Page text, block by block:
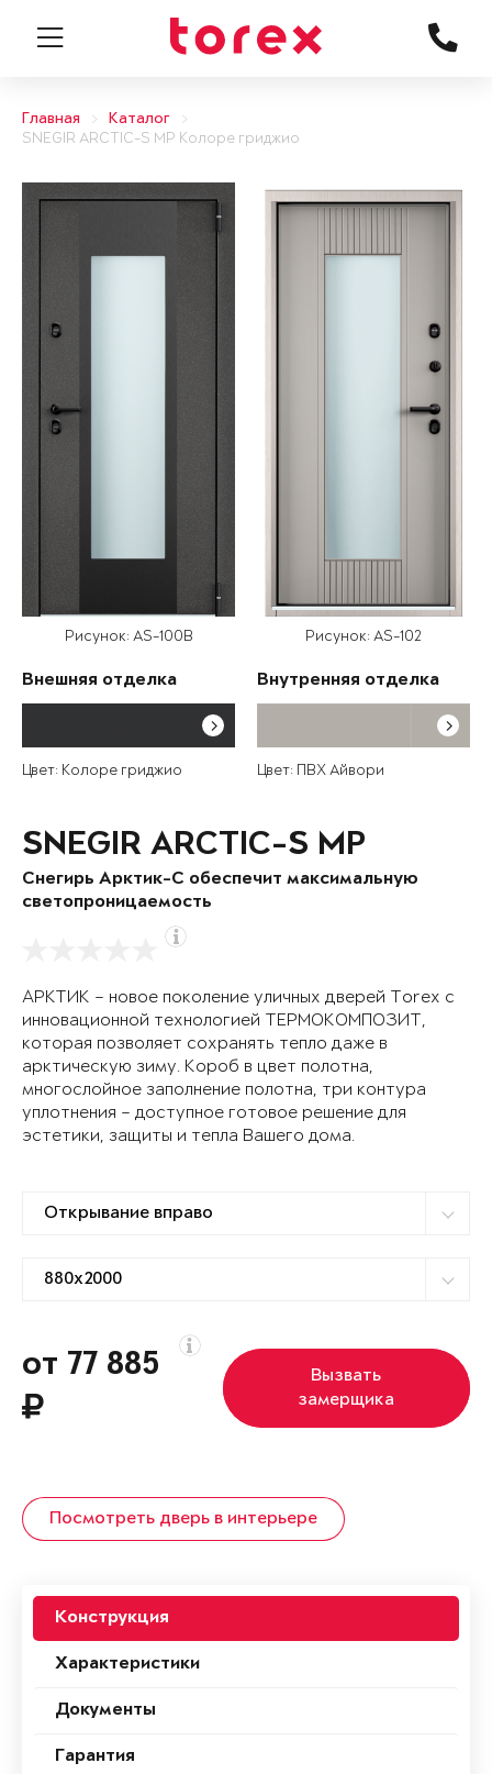
Главная
Каталог
SNEGIR ARCTIC-S MP Колоре гриджио
Рисунок: AS-100B
Внешняя отделка
Цвет: Колоре гриджио
Рисунок: AS-102
Внутренняя отделка
Цвет: ПВХ Айвори
SNEGIR ARCTIC-S MP
Снегирь Арктик-С обеспечит максимальную
светопроницаемость
АРКТИК – новое поколение уличных дверей Torex с
инновационной технологией ТЕРМОКОМПОЗИТ,
которая позволяет сохранять тепло даже в
арктическую зиму. Короб в цвет полотна,
многослойное заполнение полотна, три контура
уплотнения – доступное готовое решение для
эстетики, защиты и тепла Вашего дома.
от 77 885
Вызвать
замерщика
Посмотреть дверь в интерьере
Конструкция
Характеристики
Документы
Гарантия